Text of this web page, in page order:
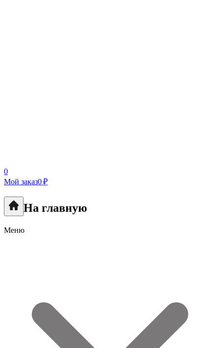
0
Мой заказ0 ₽
На главную
Меню